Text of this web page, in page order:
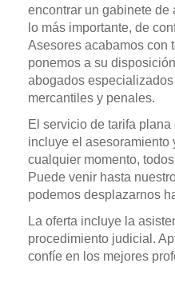
encontrar un gabinete de
lo más importante, de
Asesores acabamos con
ponemos a su
abogados
mercantiles y penales.
El servicio de tarifa
incluye el asesoramiento
cualquier momento,
Puede venir hasta
podemos desplazarnos
La oferta incluye la
procedimiento judicial.
confíe en los mejores